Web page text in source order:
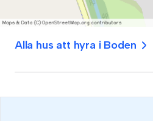
Alla hus att hyra i Boden